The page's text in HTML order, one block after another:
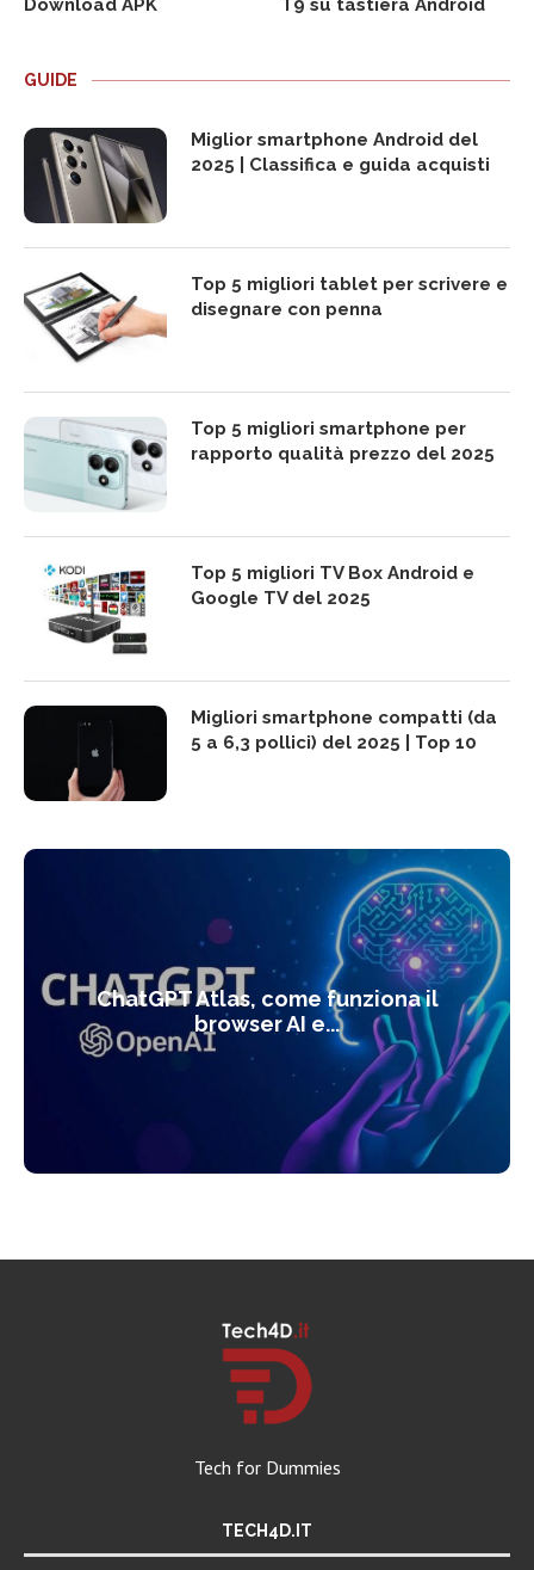
Download APK
T9 su tastiera Android
GUIDE
Miglior smartphone Android del
2025 | Classifica e guida acquisti
Top 5 migliori tablet per scrivere e
disegnare con penna
Top 5 migliori smartphone per
rapporto qualità prezzo del 2025
Top 5 migliori TV Box Android e
Google TV del 2025
Migliori smartphone compatti (da
5 a 6,3 pollici) del 2025 | Top 10
ChatGPT Atlas, come funziona il
browser AI e...
Tech for Dummies
TECH4D.IT